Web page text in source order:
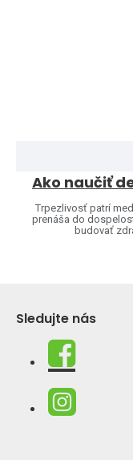
Trpezlivosť patrí
prenáša do
budovať
Sledujte nás